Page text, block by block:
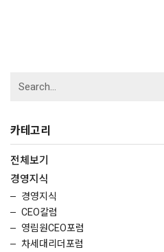
for:
카테고리
전체보기
경영지식
경영지식
CEO칼럼
영림원CEO포럼
차세대리더포럼